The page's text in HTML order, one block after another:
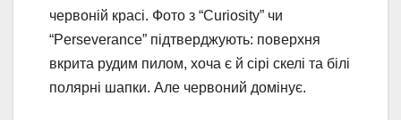
червоній красі. Фото з “Curiosity” чи
“Perseverance” підтверджують: поверхня
вкрита рудим пилом, хоча є й сірі скелі та білі
полярні шапки. Але червоний домінує.